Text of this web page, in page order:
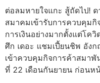
ต่อลมหายใจแกะ สู้ถัดไป!
สมาคมเข้ารับการควบคุมกิ
การเงินอย่างมากตั้งแต่โค
ศึก เดอะ แชมเปี้ยนชิพ อัง
เข้าควบคุมกิจการค้าสมาพั
ที่ 22 เดือนกันยายน ก่อนห